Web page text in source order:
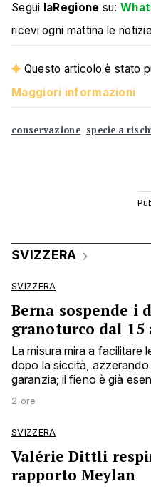
Segui laRegione su:
ricevi ogni mattina le
Questo articolo è stato
Maggiori informazioni
conservazione specie a
SVIZZERA
SVIZZERA
Berna sospende i
granoturco dal 15
La misura mira a facilitare
dopo la siccità,
garanzia; il fieno è già
2 ore
SVIZZERA
Valérie Dittli
rapporto Meylan